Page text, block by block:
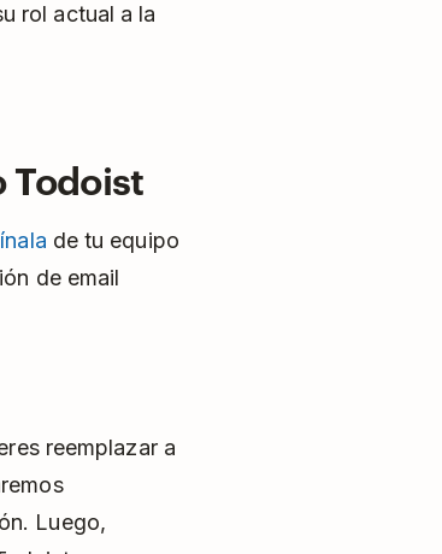
rol actual a la
Todoist
de tu equipo
de email
reemplazar a
Luego,